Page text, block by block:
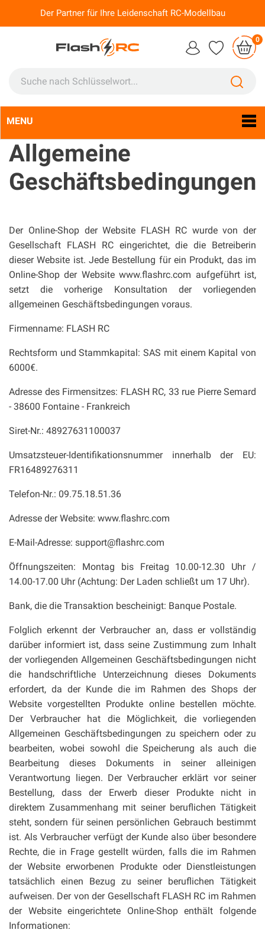
Der Partner für Ihre Leidenschaft RC-Modellbau
0
MENU
Sprache:
Allgemeine
Geschäftsbedingungen
Der Online-Shop der Website FLASH RC wurde von der
Gesellschaft FLASH RC eingerichtet, die die Betreiberin
dieser Website ist. Jede Bestellung für ein Produkt, das im
Online-Shop der Website www.flashrc.com aufgeführt ist,
setzt die vorherige Konsultation der vorliegenden
allgemeinen Geschäftsbedingungen voraus.
Firmenname: FLASH RC
Rechtsform und Stammkapital: SAS mit einem Kapital von
6000€.
Adresse des Firmensitzes: FLASH RC, 33 rue Pierre Semard
- 38600 Fontaine - Frankreich
Siret-Nr.: 48927631100037
Umsatzsteuer-Identifikationsnummer innerhalb der EU:
FR16489276311
Telefon-Nr.: 09.75.18.51.36
Adresse der Website: www.flashrc.com
E-Mail-Adresse: support@flashrc.com
Öffnungszeiten: Montag bis Freitag 10.00-12.30 Uhr /
14.00-17.00 Uhr (Achtung: Der Laden schließt um 17 Uhr).
Bank, die die Transaktion bescheinigt: Banque Postale.
Folglich erkennt der Verbraucher an, dass er vollständig
darüber informiert ist, dass seine Zustimmung zum Inhalt
der vorliegenden Allgemeinen Geschäftsbedingungen nicht
die handschriftliche Unterzeichnung dieses Dokuments
erfordert, da der Kunde die im Rahmen des Shops der
Website vorgestellten Produkte online bestellen möchte.
Der Verbraucher hat die Möglichkeit, die vorliegenden
Allgemeinen Geschäftsbedingungen zu speichern oder zu
bearbeiten, wobei sowohl die Speicherung als auch die
Bearbeitung dieses Dokuments in seiner alleinigen
Verantwortung liegen. Der Verbraucher erklärt vor seiner
Bestellung, dass der Erwerb dieser Produkte nicht in
direktem Zusammenhang mit seiner beruflichen Tätigkeit
steht, sondern für seinen persönlichen Gebrauch bestimmt
ist. Als Verbraucher verfügt der Kunde also über besondere
Rechte, die in Frage gestellt würden, falls die im Rahmen
der Website erworbenen Produkte oder Dienstleistungen
tatsächlich einen Bezug zu seiner beruflichen Tätigkeit
aufweisen. Der von der Gesellschaft FLASH RC im Rahmen
der Website eingerichtete Online-Shop enthält folgende
Informationen: